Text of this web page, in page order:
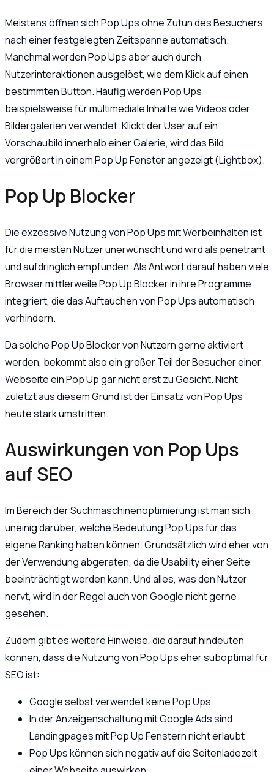
Meistens öffnen sich Pop Ups ohne Zutun des Besuchers
nach einer festgelegten Zeitspanne automatisch.
Manchmal werden Pop Ups aber auch durch
Nutzerinteraktionen ausgelöst, wie dem Klick auf einen
bestimmten Button. Häufig werden Pop Ups
beispielsweise für multimediale Inhalte wie Videos oder
Bildergalerien verwendet. Klickt der User auf ein
Vorschaubild innerhalb einer Galerie, wird das Bild
vergrößert in einem Pop Up Fenster angezeigt (Lightbox).
Pop Up Blocker
Die exzessive Nutzung von Pop Ups mit Werbeinhalten ist
für die meisten Nutzer unerwünscht und wird als penetrant
und aufdringlich empfunden. Als Antwort darauf haben viele
Browser mittlerweile Pop Up Blocker in ihre Programme
integriert, die das Auftauchen von Pop Ups automatisch
verhindern.
Da solche Pop Up Blocker von Nutzern gerne aktiviert
werden, bekommt also ein großer Teil der Besucher einer
Webseite ein Pop Up gar nicht erst zu Gesicht. Nicht
zuletzt aus diesem Grund ist der Einsatz von Pop Ups
heute stark umstritten.
Auswirkungen von Pop Ups
auf SEO
Im Bereich der Suchmaschinenoptimierung ist man sich
uneinig darüber, welche Bedeutung Pop Ups für das
eigene Ranking haben können. Grundsätzlich wird eher von
der Verwendung abgeraten, da die Usability einer Seite
beeinträchtigt werden kann. Und alles, was den Nutzer
nervt, wird in der Regel auch von Google nicht gerne
gesehen.
Zudem gibt es weitere Hinweise, die darauf hindeuten
können, dass die Nutzung von Pop Ups eher suboptimal für
SEO ist:
Google selbst verwendet keine Pop Ups
In der Anzeigenschaltung mit Google Ads sind
Landingpages mit Pop Up Fenstern nicht erlaubt
Pop Ups können sich negativ auf die Seitenladezeit